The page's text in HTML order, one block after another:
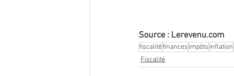
Source : Lerevenu.com
fiscalitéfinances impôts inflation
Fiscalité